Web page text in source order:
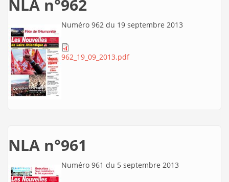
NLA n°962
Numéro 962 du 19 septembre 2013
962_19_09_2013.pdf
NLA n°961
Numéro 961 du 5 septembre 2013